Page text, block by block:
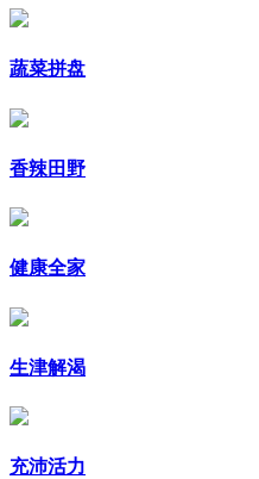
蔬菜拼盘
香辣田野
健康全家
生津解渴
充沛活力